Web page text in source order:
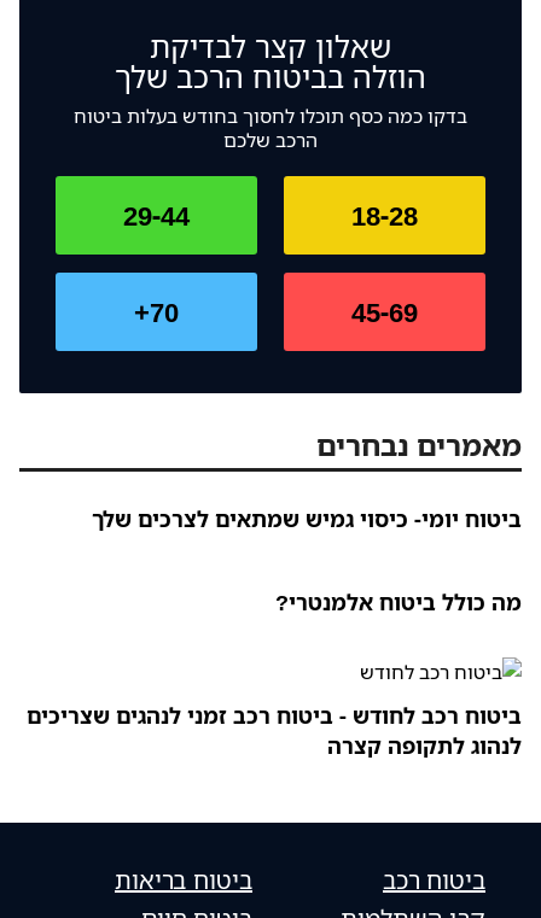
שאלון קצר לבדיקת
הוזלה בביטוח הרכב שלך
בדקו כמה כסף תוכלו לחסוך בחודש בעלות ביטוח
הרכב שלכם
18-28
29-44
45-69
70+
מאמרים נבחרים
ביטוח יומי- כיסוי גמיש שמתאים לצרכים שלך
מה כולל ביטוח אלמנטרי?
ביטוח רכב לחודש - ביטוח רכב זמני לנהגים שצריכים
לנהוג לתקופה קצרה
ביטוח רכב
ביטוח בריאות